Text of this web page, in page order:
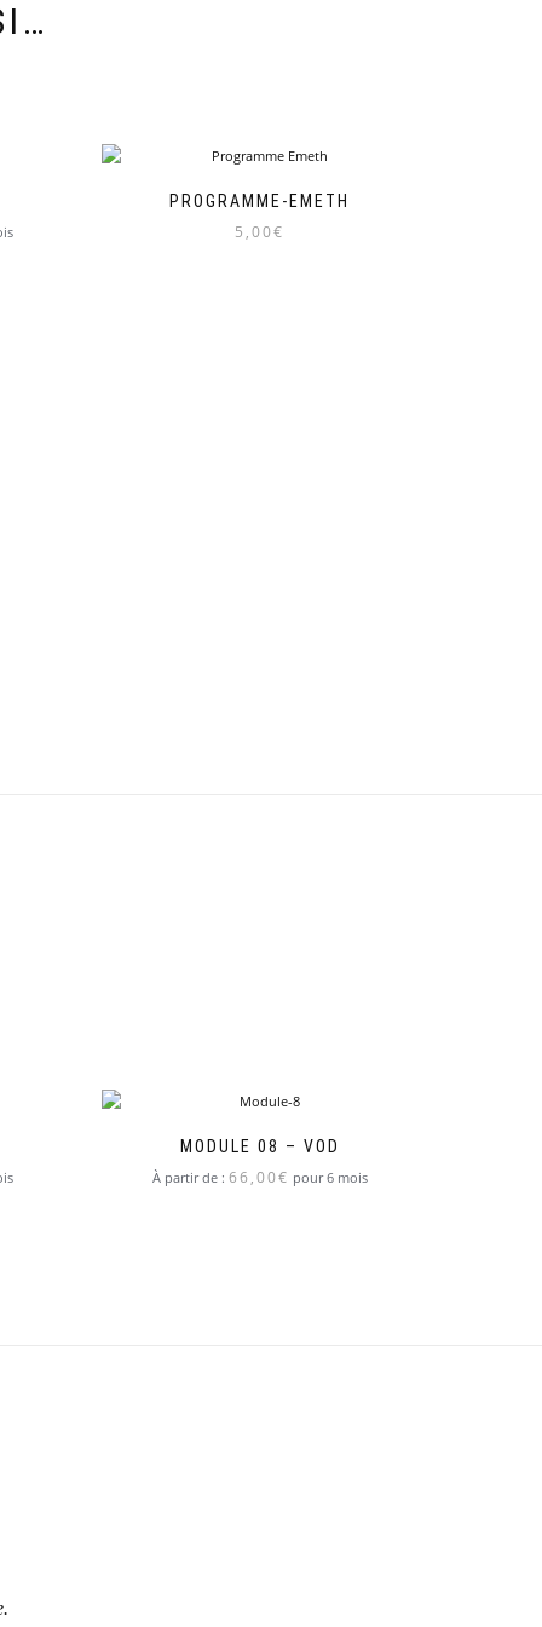
PROGRAMME-EMETH
5,00€
MODULE 08 – VOD
À partir de : 66,00€ pour 6 mois